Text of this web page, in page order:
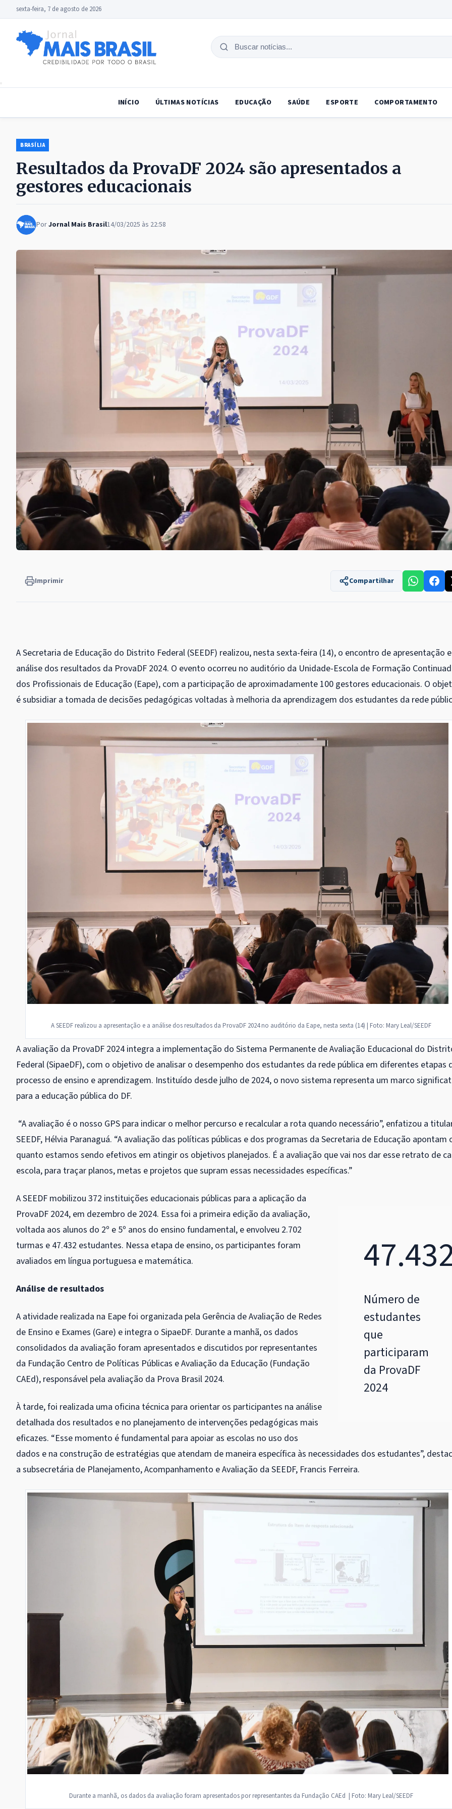
sexta-feira, 7 de agosto de 2026
Buscar
INÍCIO ÚLTIMAS NOTÍCIAS EDUCAÇÃO SAÚDE ESPORTE COMPORTAMENTO
BRASÍLIA
Resultados da ProvaDF 2024 são apresentados a
gestores educacionais
PorJornal Mais Brasil14/03/2025 às 22:58
Imprimir Compartilhar
A Secretaria de Educação do Distrito Federal (SEEDF) realizou, nesta sexta-feira (14), o encontro de apresentação e
análise dos resultados da ProvaDF 2024. O evento ocorreu no auditório da Unidade-Escola de Formação
dos Profissionais de Educação (Eape), com a participação de aproximadamente 100 gestores educacionais. O
é subsidiar a tomada de decisões pedagógicas voltadas à melhoria da aprendizagem dos estudantes da rede
A SEEDF realizou a apresentação e a análise dos resultados da ProvaDF 2024 no auditório da Eape, nesta sexta (14) | Foto: Mary Leal/SEEDF
A avaliação da ProvaDF 2024 integra a implementação do Sistema Permanente de Avaliação Educacional do
Federal (SipaeDF), com o objetivo de analisar o desempenho dos estudantes da rede pública em diferentes etapas
processo de ensino e aprendizagem. Instituído desde julho de 2024, o novo sistema representa um marco
para a educação pública do DF.
“A avaliação é o nosso GPS para indicar o melhor percurso e recalcular a rota quando necessário”, enfatizou a
SEEDF, Hélvia Paranaguá. “A avaliação das políticas públicas e dos programas da Secretaria de Educação apontam
quanto estamos sendo efetivos em atingir os objetivos planejados. É a avaliação que vai nos dar esse retrato de
escola, para traçar planos, metas e projetos que supram essas necessidades específicas.”
Número de
estudantes
que
participaram
da ProvaDF
2024
A SEEDF mobilizou 372 instituições educacionais públicas para a aplicação da
ProvaDF 2024, em dezembro de 2024. Essa foi a primeira edição da avaliação,
voltada aos alunos do 2º e 5º anos do ensino fundamental, e envolveu 2.702
turmas e 47.432 estudantes. Nessa etapa de ensino, os participantes foram
avaliados em língua portuguesa e matemática.
Análise de resultados
A atividade realizada na Eape foi organizada pela Gerência de Avaliação de Redes
de Ensino e Exames (Gare) e integra o SipaeDF. Durante a manhã, os dados
consolidados da avaliação foram apresentados e discutidos por representantes
da Fundação Centro de Políticas Públicas e Avaliação da Educação (Fundação
CAEd), responsável pela avaliação da Prova Brasil 2024.
À tarde, foi realizada uma oficina técnica para orientar os participantes na análise
detalhada dos resultados e no planejamento de intervenções pedagógicas mais
eficazes. “Esse momento é fundamental para apoiar as escolas no uso dos
dados e na construção de estratégias que atendam de maneira específica às necessidades dos estudantes”,
a subsecretária de Planejamento, Acompanhamento e Avaliação da SEEDF, Francis Ferreira.
Durante a manhã, os dados da avaliação foram apresentados por representantes da Fundação CAEd | Foto: Mary Leal/SEEDF